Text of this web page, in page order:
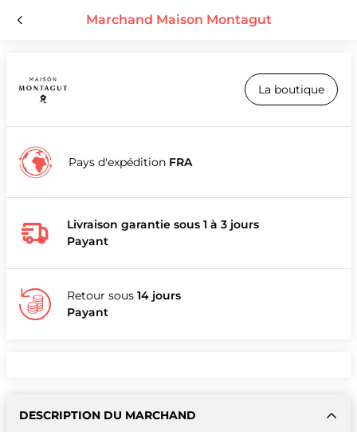
Marchand Maison Montagut
La boutique
Pays d'expédition FRA
Livraison garantie sous 1 à 3 jours
Payant
Retour sous 14 jours
Payant
DESCRIPTION DU MARCHAND